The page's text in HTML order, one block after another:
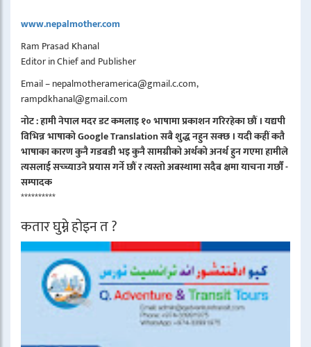
www.nepalmother.com
Ram Prasad Khanal
Editor in Chief and Publisher
Email – nepalmotheramerica@gmail.c.com,
rampdkhanal@gmail.com
नोट : हामी नेपाल मदर डट कमलाइ १० भाषामा प्रकाशन गरिरहेका छौं । यद्यपी
विभिन्न भाषाको Google Translation सबै शुद्ध नहुन सक्छ । यदी कहीं कतै
भाषाका कारण कुनै गडबडी भइ कुनै सामग्रीको अर्थको अनर्थ हुन गएमा हामीले
त्यसलाई सच्च्याउने प्रयास गर्ने छौं र त्यस्तो अबस्थामा सदैब क्षमा याचना गर्छौं -
सम्पादक
**********
कतार घुम्ने होइन त ?